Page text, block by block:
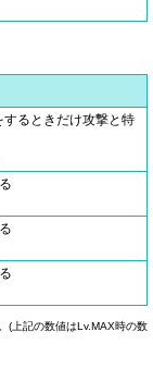
るときだけ攻撃と特
(上記の数値はLv.MAX時の数